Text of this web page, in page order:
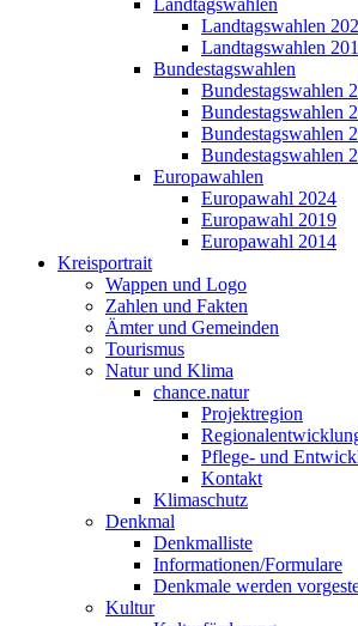
Landtagswahlen
Landtagswahlen
Landtagswahlen
Bundestagswahlen
Bundestagswahlen
Bundestagswahlen
Bundestagswahlen
Bundestagswahlen
Europawahlen
Europawahl 2024
Europawahl 2019
Europawahl 2014
Kreisportrait
Wappen und Logo
Zahlen und Fakten
Ämter und Gemeinden
Tourismus
Natur und Klima
chance.natur
Projektregion
Pflege- und
Kontakt
Klimaschutz
Denkmal
Denkmalliste
Informationen/Formulare
Denkmale werden
Kultur